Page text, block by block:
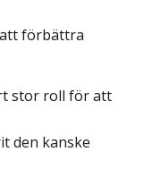
förbättra
stor roll för att
den kanske